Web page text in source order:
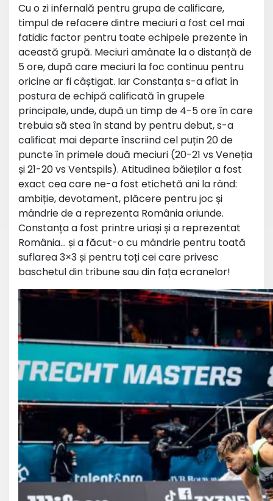
Cu o zi infernală pentru grupa de calificare,
timpul de refacere dintre meciuri a fost cel mai
fatidic factor pentru toate echipele prezente în
această grupă. Meciuri amânate la o distanță de
5 ore, după care meciuri la foc continuu pentru
oricine ar fi câștigat. Iar Constanța s-a aflat în
postura de echipă calificată în grupele
principale, unde, după un timp de 4-5 ore în care
trebuia să stea în stand by pentru debut, s-a
calificat mai departe înscriind cel puțin 20 de
puncte în primele două meciuri (20-21 vs Veneția
și 21-20 vs Ventspils). Atitudinea băieților a fost
exact cea care ne-a fost etichetă ani la rând:
ambiție, devotament, plăcere pentru joc și
mândrie de a reprezenta România oriunde.
Constanța a fost printre uriași și a reprezentat
România… și a făcut-o cu mândrie pentru toată
suflarea 3×3 și pentru toți cei care privesc
baschetul din tribune sau din fața ecranelor!